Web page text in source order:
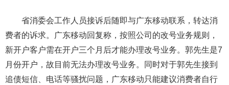
省消委会工作人员接诉后随即与广东移动联系，转达消
费者的诉求。广东移动回复称，按照公司的改号业务规则，
新开户客户需在开户三个月后才能办理改号业务。郭先生是7
月份开户，故目前无法办理改号业务。同时对于郭先生接到
追债短信、电话等骚扰问题，广东移动只能建议消费者自行